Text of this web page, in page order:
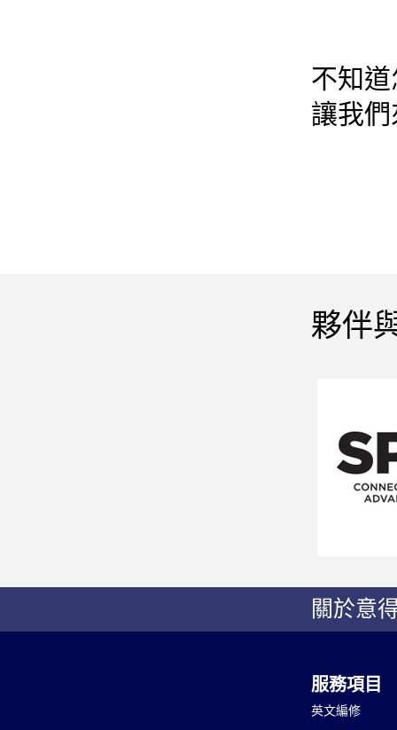
不知
讓我
夥伴
關於意
服務項目
英文編修